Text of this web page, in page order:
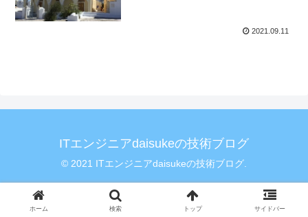
2021.09.11
ITエンジニアdaisukeの技術ブログ
© 2021 ITエンジニアdaisukeの技術ブログ.
ホーム 検索 トップ サイドバー